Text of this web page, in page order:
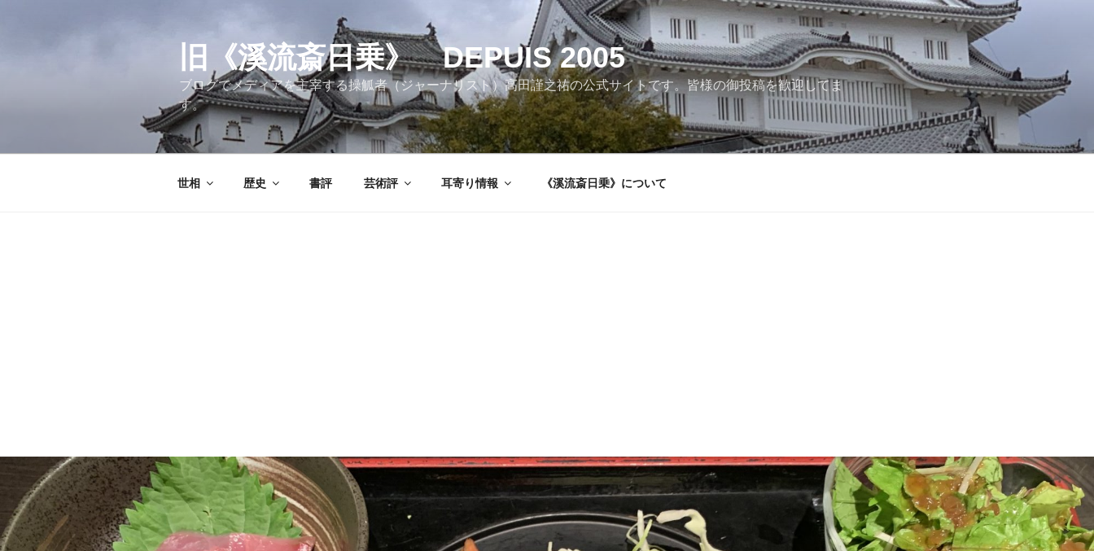
旧《溪流斎日乗》 DEPUIS 2005
ブログでメディアを主宰する操觚者（ジャーナリスト）高田謹之祐の公式サイトです。皆様の御投稿を歓迎してま
す。
世相 歴史 書評 芸術評 耳寄り情報 《溪流斎日乗》について